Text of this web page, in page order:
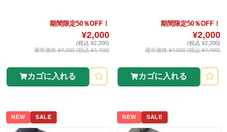
期間限定50％OFF！
¥2,000
(税込 ¥2,200)
通常価格 ¥4,000 (税込 ¥4,400)
カゴに入れる
期間限定50％OFF！
¥2,000
(税込 ¥2,200)
通常価格 ¥4,000 (税込 ¥4,400)
カゴに入れる
NEW SALE NEW SALE